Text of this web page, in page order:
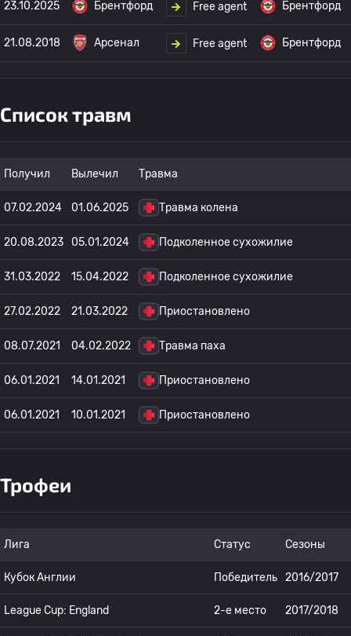
23.10.2025 Брентфорд Free agent Брентфорд
21.08.2018 Арсенал Free agent Брентфорд
Список травм
Получил Вылечил Травма
07.02.2024 01.06.2025 Травма колена
20.08.2023 05.01.2024 Подколенное сухожилие
31.03.2022 15.04.2022 Подколенное сухожилие
27.02.2022 21.03.2022 Приостановлено
08.07.2021 04.02.2022 Травма паха
06.01.2021 14.01.2021 Приостановлено
06.01.2021 10.01.2021 Приостановлено
Трофеи
Лига Статус Сезоны
Кубок Англии Победитель 2016/2017
League Cup: England 2-е место 2017/2018